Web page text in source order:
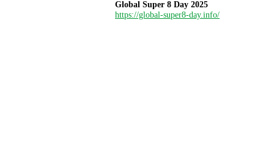
Global Super 8 Day 2025
https://global-super8-day.info/